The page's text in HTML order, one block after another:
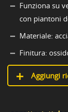
Funziona su
con piantoni
Materiale:
Finitura:
Aggiungi